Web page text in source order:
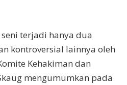
terjadi hanya dua
kontroversial lainnya oleh
Kehakiman dan
mengumumkan pada